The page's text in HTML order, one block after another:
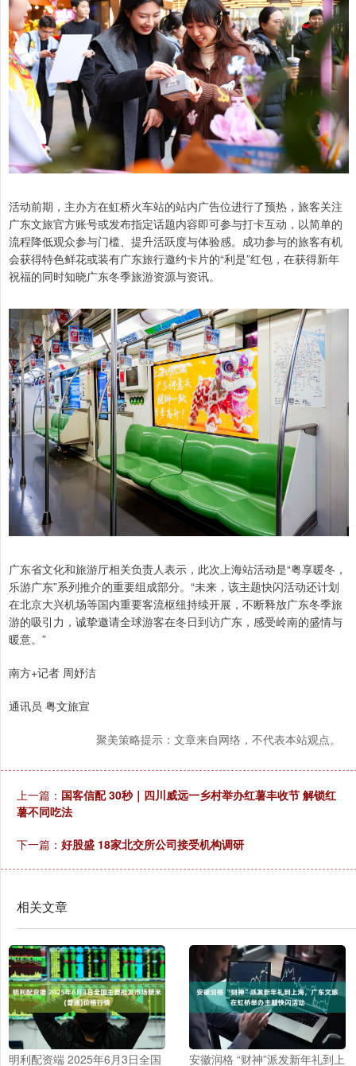
活动前期，主办方在虹桥火车站的站内广告位进行了预热，旅客关注
广东文旅官方账号或发布指定话题内容即可参与打卡互动，以简单的
流程降低观众参与门槛、提升活跃度与体验感。成功参与的旅客有机
会获得特色鲜花或装有广东旅行邀约卡片的“利是”红包，在获得新年
祝福的同时知晓广东冬季旅游资源与资讯。
广东省文化和旅游厅相关负责人表示，此次上海站活动是“粤享暖冬，
乐游广东”系列推介的重要组成部分。“未来，该主题快闪活动还计划
在北京大兴机场等国内重要客流枢纽持续开展，不断释放广东冬季旅
游的吸引力，诚挚邀请全球游客在冬日到访广东，感受岭南的盛情与
暖意。”
南方+记者 周妤洁
通讯员 粤文旅宣
聚美策略提示：文章来自网络，不代表本站观点。
上一篇： 国客信配 30秒｜四川威远一乡村举办红薯丰收节 解锁红
薯不同吃法
下一篇： 好股盛 18家北交所公司接受机构调研
相关文章
明利配资端 2025年6月3日全国
安徽润格 “财神”派发新年礼到上